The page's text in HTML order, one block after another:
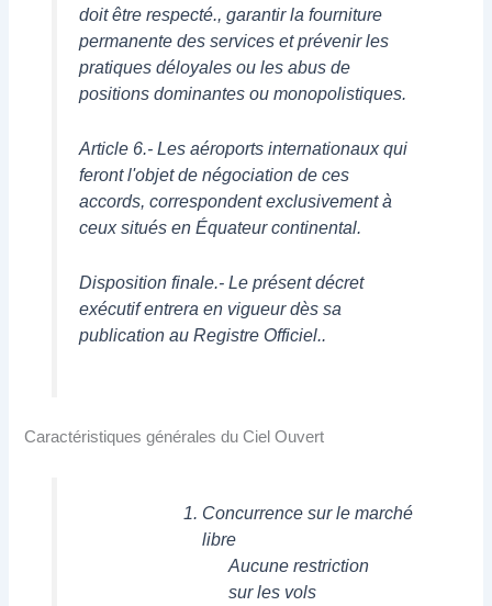
doit être respecté., garantir la fourniture
permanente des services et prévenir les
pratiques déloyales ou les abus de
positions dominantes ou monopolistiques.
Article 6.- Les aéroports internationaux qui
feront l'objet de négociation de ces
accords, correspondent exclusivement à
ceux situés en Équateur continental.
Disposition finale.- Le présent décret
exécutif entrera en vigueur dès sa
publication au Registre Officiel..
Caractéristiques générales du Ciel Ouvert
Concurrence sur le marché
libre
Aucune restriction
sur les vols